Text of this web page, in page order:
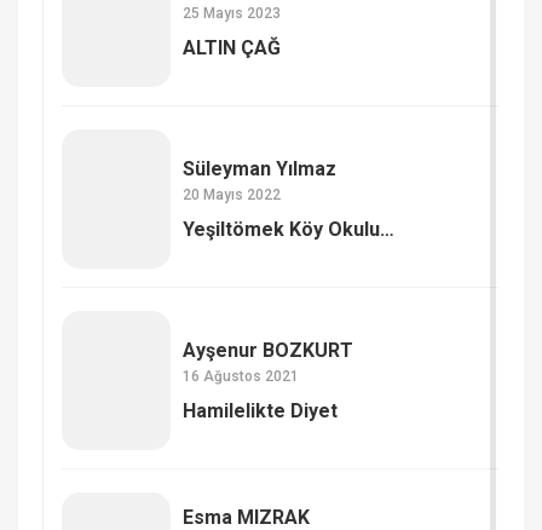
25 Mayıs 2023
ALTIN ÇAĞ
Süleyman Yılmaz
20 Mayıs 2022
Yeşiltömek Köy Okulu…
Ayşenur BOZKURT
16 Ağustos 2021
Hamilelikte Diyet
Esma MIZRAK